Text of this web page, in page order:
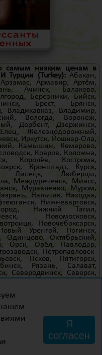
самым низким ценам в
ИТурции (Turkey): Абакан,
Арзамас, Армавир,Артём,
,Ачинск, Балаково,
, Березники, Бийск,
, Брест, Брянск,
, Владикавказ, Владимир,
, Вологда, Воронеж,
,Дербент,Дзержинск,
Елец, Железнодорожный,
, Иркутск, Йошкар-Ола,
, Камышин, Кемерово,
, Ковров, Коломна,
, Королёв, Кострома,
, Кронштадт, Курск,
Липецк,Люберцы,
, Междуреченск, Миасс,
, Муравленко, Муром,
, Нальчик, Находка,
, Нижневартовск,
, Нижний Тагил,
, Новомосковск,
, Новочебоксарск,
Новый Уренгой, Ногинск,
, Одинцово, Октябрьский,
, Орск, Орёл, Павлодар,
,
Петропавловск-
, Псков, Пятигорск,
, Рязань, Салават,
, Северодвинск, Северск,
,Смоленск,Сочи,
,
,
,
, Чита Шахты,Щёлково
Южно-Сахалинск ,
Я
согласен